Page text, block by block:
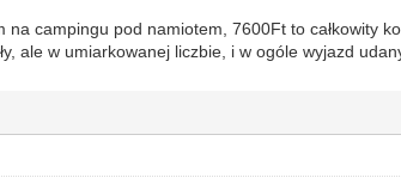
na campingu pod namiotem, 7600Ft to całkowity
ale w umiarkowanej liczbie, i w ogóle wyjazd